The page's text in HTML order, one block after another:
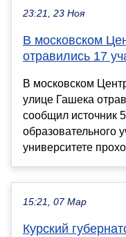
23:21, 23 Ноя
В московском
отравились 17
В московском
улице Гашека
сообщил источник
образовательного
университете
15:21, 07 Мар
Курский